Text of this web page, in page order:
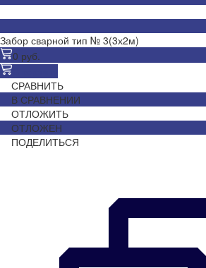
Забор сварной тип № 3(3х2м)
0 руб.
СРАВНИТЬ
В СРАВНЕНИИ
ОТЛОЖИТЬ
ОТЛОЖЕН
ПОДЕЛИТЬСЯ